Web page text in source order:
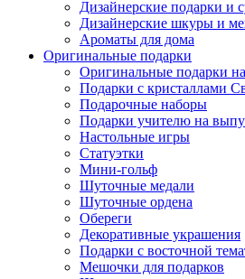
Дизайнерские подарки и
Дизайнерские шкуры и
Ароматы для дома
Оригинальные подарки
Оригинальные подарки
Подарки с кристаллами
Подарочные наборы
Подарки учителю на
Настольные игры
Статуэтки
Мини-гольф
Шуточные медали
Шуточные ордена
Обереги
Декоративные украшения
Подарки с восточной
Мешочки для подарков